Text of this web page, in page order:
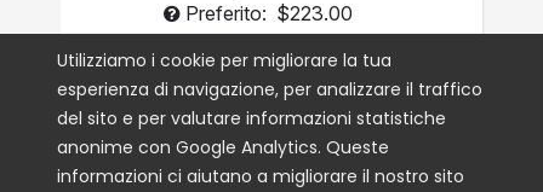
Preferito: $223.00
Una Tantum
Autoship
AGGIUNGI AL CARRELLO
Utilizziamo i cookie per migliorare la tua
esperienza di navigazione, per analizzare il traffico
del sito e per valutare informazioni statistiche
anonime con Google Analytics. Queste
informazioni ci aiutano a migliorare il nostro sito